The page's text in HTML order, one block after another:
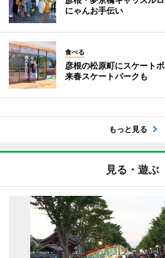
にゃんお手伝い
食べる
彦根の松原町にスケート
来春スケートパークも
もっと見る
見る・遊ぶ